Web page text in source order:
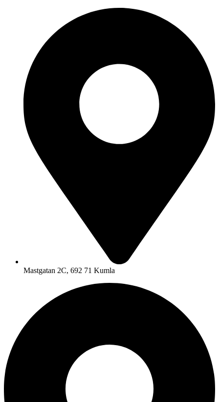
Mastgatan 2C, 692 71 Kumla